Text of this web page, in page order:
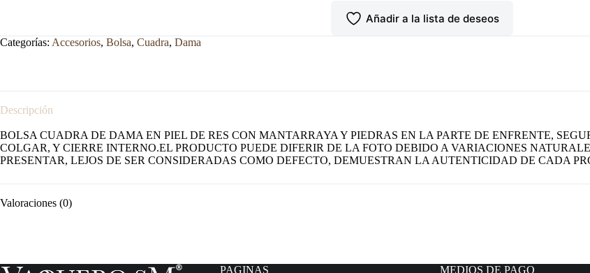
Añadir a la lista de deseos
Categorías: Accesorios, Bolsa, Cuadra, Dama
Descripción
BOLSA CUADRA DE DAMA EN PIEL DE RES CON MANTARRAYA Y PIEDRAS EN LA PARTE DE ENFRENTE,
COLGAR, Y CIERRE INTERNO.EL PRODUCTO PUEDE DIFERIR DE LA FOTO DEBIDO A VARIACIONES
PRESENTAR, LEJOS DE SER CONSIDERADAS COMO DEFECTO, DEMUESTRAN LA AUTENTICIDAD DE CADA
Valoraciones (0)
PAGINAS MEDIOS DE PAGO